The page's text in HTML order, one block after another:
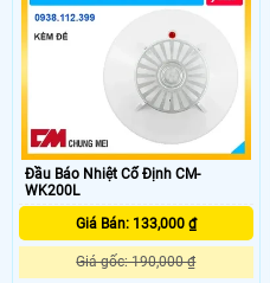
chóng chỉ 15 giây, giúp phản ứng
kịp thời khi có sự cố xảy ra.
Đầu Báo Nhiệt Cố Định CM-
WK200L
Giá Bán: 133,000 ₫
Giá gốc: 190,000 ₫